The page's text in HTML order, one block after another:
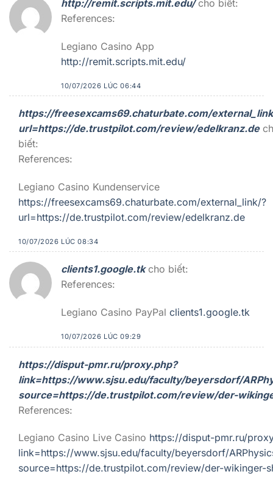
http://remit.scripts.mit.edu/ cho biết:
References:
Legiano Casino App
http://remit.scripts.mit.edu/
10/07/2026 LÚC 06:44
https://freesexcams69.chaturbate.com/
url=https://de.trustpilot.com/review/edelkranz.de
biết:
References:
Legiano Casino Kundenservice
https://freesexcams69.chaturbate.com/external_link/?
url=https://de.trustpilot.com/review/edelkranz.de
10/07/2026 LÚC 08:34
clients1.google.tk cho biết:
References:
Legiano Casino PayPal clients1.google.tk
10/07/2026 LÚC 09:29
https://disput-pmr.ru/proxy.php?
link=https://www.sjsu.edu/faculty/beyersdorf/
source=https://de.trustpilot.com/review/der-
References:
Legiano Casino Live Casino https://disput-pmr.ru/
link=https://www.sjsu.edu/faculty/beyersdorf/
source=https://de.trustpilot.com/review/der-wikinger-